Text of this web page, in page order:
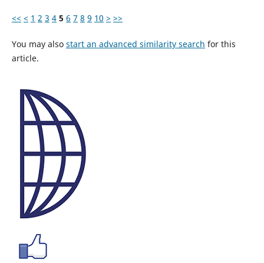
<< < 1 2 3 4 5 6 7 8 9 10 > >>
You may also start an advanced similarity search for this
article.